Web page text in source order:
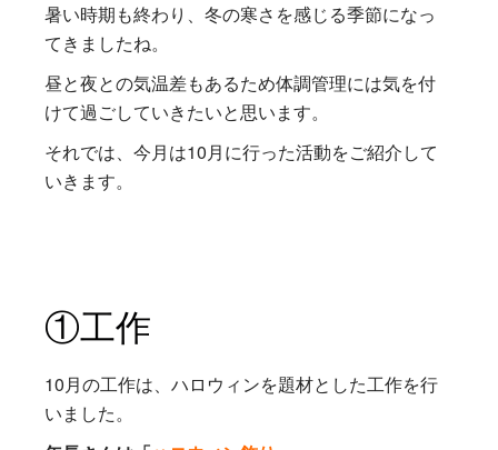
暑い時期も終わり、冬の寒さを感じる季節になっ
てきましたね。
昼と夜との気温差もあるため体調管理には気を付
けて過ごしていきたいと思います。
それでは、今月は10月に行った活動をご紹介して
いきます。
①工作
10月の工作は、ハロウィンを題材とした工作を行
いました。